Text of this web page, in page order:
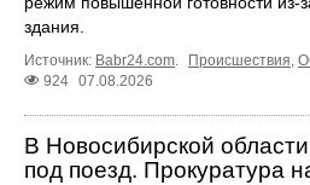
здания.
Источник: Babr24.com. Происшествия,
924 07.08.2026
В Новосибирской
под поезд. Прокуратура